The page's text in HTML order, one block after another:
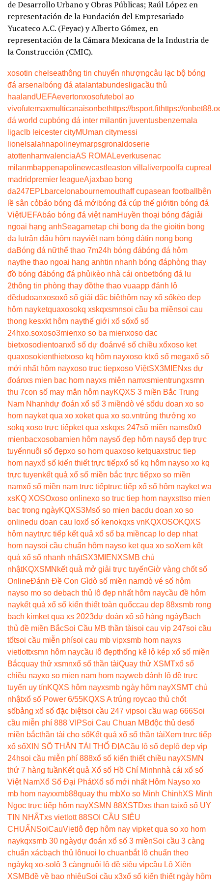
de Desarrollo Urbano y Obras Públicas; Raúl López en
representación de la Fundación del Empresariado
Yucateco A.C. (Feyac) y Alberto Gómez, en
representación de la Cámara Mexicana de la Industria de
la Construcción (CMIC).
xosotin chelseathông tin chuyển nhượngcâu lạc bộ bóng
đá arsenal bóng đá atalantabundesligacầu thủ
haalandUEFAevertonxosofutebol ao
vivofutemaxmulticanaisonbethttps://bsport.fithttps://
đá world cupbóng đá inter milantin juventusbenzema la
ligaclb leicester cityMUman citymessi
lionel salahnapolineymarpsgronaldoserie
atottenhamvalenciaAS ROMA Leverkusenac
milanmbappenapolinewcastleaston villa liverpool fa cupreal
madridpremier leagueAjaxbao bong
da247EPLbarcelonabournemouthaff cupasean football
bên
lề sân cỏbáo bóng đá mớibóng đá cúp thế giớitin bóng đá
ViệtUEFAbáo bóng đá việt namHuyền thoại bóng đágiải
ngoại hạng anhSeagametap chi bong da the gioitin bong
da lutrận đấu hôm nayviệt nam bóng đátin nong bong
daBóng đá nữthể thao 7m24h bóng đábóng đá hôm
naythe thao ngoai hang anhtin nhanh bóng đáphòng thay
đồ bóng đábóng đá phủikèo nhà cái onbetbóng đá lu
2thông tin phòng thay đồthe thao vuaapp đánh lô
đềdudoanxosoxổ số giải đặc biệthôm nay xổ sốkèo đẹp
hôm nayketquaxosokq xskqxsmnsoi cầu ba miềnsoi cau
thong kesxkt hôm naythế giới xổ sốxổ số
24hxo.soxoso3mienxo so ba mienxoso dac
bietxosodientoanxổ số dự đoánvé số chiều xổxoso ket
quaxosokienthietxoso kq hôm nayxoso ktxổ số megaxổ số
mới nhất hôm nayxoso truc tiepxoso ViệtSX3MIENxs dự
đoánxs mien bac hom nayxs miên namxsmientrungxsmn
thu 7con số may mắn hôm nayKQXS 3 miền Bắc Trung
Nam Nhanhdự đoán xổ số 3 miềndò vé sốdu doan xo so
hom nayket qua xo xoket qua xo so.vntrúng thưởng xo
sokq xoso trực tiếpket qua xskqxs 247số miền nams0x0
mienbacxosobamien hôm naysố đẹp hôm naysố đẹp trực
tuyếnnuôi số đẹpxo so hom quaxoso ketquaxstruc tiep
hom nayxổ số kiến thiết trực tiếpxổ số kq hôm nayso xo kq
trực tuyenkết quả xổ số miền bắc trực tiếpxo so miền
namxổ số miền nam trực tiếptrực tiếp xổ số hôm nayket wa
xsKQ XOSOxoso onlinexo so truc tiep hom nayxsttso mien
bac trong ngàyKQXS3Msố so mien bacdu doan xo so
onlinedu doan cau loxổ số kenokqxs vnKQXOSOKQXS
hôm naytrực tiếp kết quả xổ số ba miềncap lo dep nhat
hom naysoi cầu chuẩn hôm nayso ket qua xo soXem kết
quả xổ số nhanh nhấtSX3MIEN XSMB chủ
nhậtKQXSMN kết quả mở giải trực tuyếnGiờ vàng chốt số
OnlineĐánh Đề Con Gìdò số miền namdò vé số hôm
nayso mo so debach thủ lô đẹp nhất hôm naycầu đề hôm
naykết quả xổ số kiến thiết toàn quốccau dep 88xsmb rong
bach kimket qua xs 2023dự đoán xổ số hàng ngàyBạch
thủ đề miền BắcSoi Cầu MB thần tàisoi cau vip 247soi cầu
tốtsoi cầu miễn phísoi cau mb vipxsmb hom nayxs
vietlottxsmn hôm naycầu lô đẹpthống kê lô kép xổ số miền
Bắcquay thử xsmnxổ số thần tàiQuay thử XSMTxổ số
chiều nayxo so mien nam hom nayweb đánh lô đề trực
tuyến uy tínKQXS hôm nayxsmb ngày hôm nayXSMT chủ
nhậtxổ số Power 6/55KQXS A trúng roycao thủ chốt
sốbảng xổ số đặc biệtsoi cầu 247 vipsoi cầu wap 666Soi
cầu miễn phí 888 VIPSoi Cau Chuan MBđộc thủ desố
miền bắcthần tài cho sốKết quả xổ số thần tàiXem trực tiếp
xổ sốXIN SỐ THẦN TÀI THỔ ĐỊACầu lô số đẹp lô đẹp vip
24hsoi cầu miễn phí 888xổ số kiến thiết chiều nayXSMN
thứ 7 hàng tuầnKết quả Xổ số Hồ Chí Minhnhà cái xổ số
Việt NamXổ Số Đại PhátXổ số mới nhất Hôm Nayso xo
mb hom nayxxmb88quay thu mbXo so Minh ChinhXS Minh
Ngọc trực tiếp hôm nayXSMN 88XSTDxs than taixổ số UY
TIN NHẤTxs vietlott 88SOI CẦU SIÊU
CHUẨN SoiCauVietlô đẹp hôm nay vipket qua so xo hom
naykqxsmb 30 ngàydự đoán xổ số 3 miềnSoi cầu 3 càng
chuẩn xácbạch thủ lônuoi lo chuanbắt lô chuẩn theo
ngàykq xo-so lô 3 càngnuôi lô đề siêu vipcầu Lô Xiên
XSMBđề về bao nhiêuSoi cầu x3xổ số kiến thiết ngày hôm